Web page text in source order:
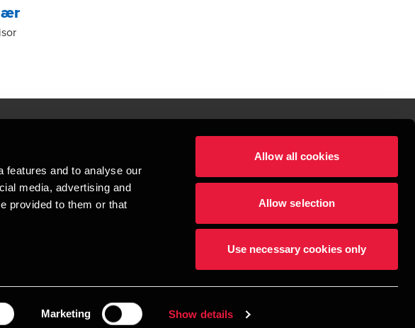
features and to analyse our
media, advertising and
provided to them or that
Marketing Show details
Allow all cookies
Allow selection
Use necessary cookies only
der hjælper mennesker
rådgivning begynder med at opbygge enestående relationer.
BDO Statsautoriseret Revisionspartnerselskab, en danskejet rådgivnings- og revisionsvirksomhed,
International Limited - et UK-baseret selskab med begrænset hæftelse - og del af det internationale
af uafhængige medlemsfirmaer. BDO er varemærke for både BDO-netværket og for alle BDO
BDO i Danmark beskæftiger mere end 1.800 medarbejdere, mens det verdensomspændende BDO-